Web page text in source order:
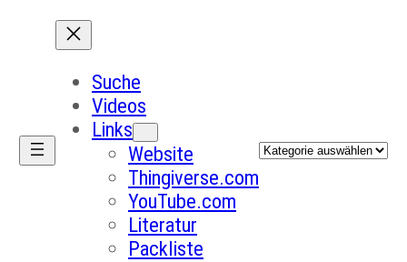
Suche
Videos
Links
Website
Thingiverse.com
YouTube.com
Literatur
Packliste
Kategorien